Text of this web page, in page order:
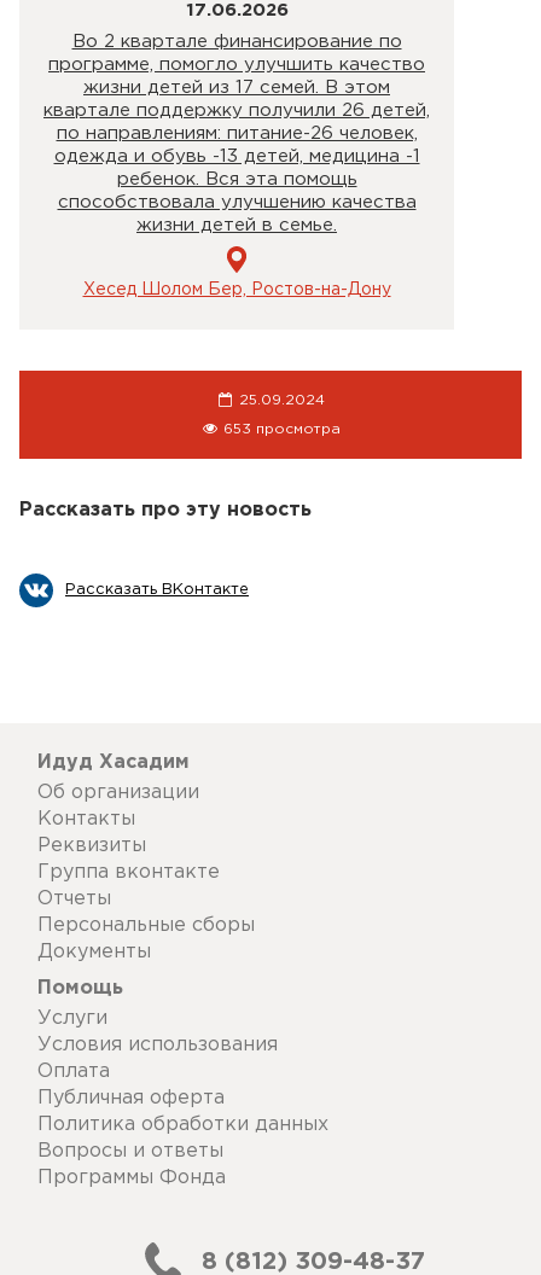
17.06.2026
Во 2 квартале финансирование по
программе, помогло улучшить качество
жизни детей из 17 семей. В этом
квартале поддержку получили 26 детей,
по направлениям: питание-26 человек,
одежда и обувь -13 детей, медицина -1
ребенок. Вся эта помощь
способствовала улучшению качества
жизни детей в семье.
Хесед Шолом Бер, Ростов-на-Дону
25.09.2024
653 просмотра
Рассказать про эту новость
Рассказать ВКонтакте
Идуд Хасадим
Об организации
Контакты
Реквизиты
Группа вконтакте
Отчеты
Персональные сборы
Документы
Помощь
Услуги
Условия использования
Оплата
Публичная оферта
Политика обработки данных
Вопросы и ответы
Программы Фонда
8 (812) 309-48-37